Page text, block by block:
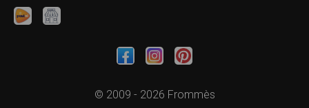
© 2009 - 2026 Frommès